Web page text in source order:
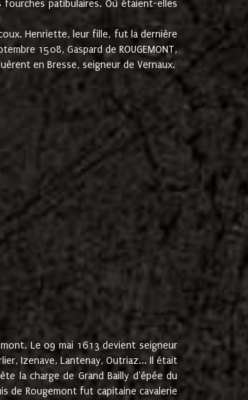
fourches patibulaires. Où étaient-elles
Henriette, leur fille, fut la dernière
1508, Gaspard de ROUGEMONT,
en Bresse, seigneur de Vernaux.
Le 09 mai 1613 devient seigneur
Izenave, Lantenay, Outriaz... Il était
la charge de Grand Bailly d'épée du
de Rougemont fut capitaine cavalerie